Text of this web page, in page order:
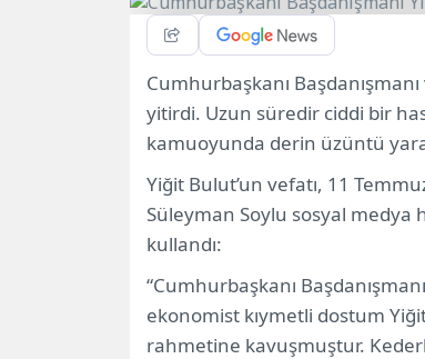
Cumhurbaşkanı
yitirdi. Uzun süredir ciddi bir
kamuoyunda derin üzüntü
Yiğit Bulut’un vefatı, 11
Süleyman Soylu sosyal medya
kullandı:
“Cumhurbaşkanı
ekonomist kıymetli dostum
rahmetine kavuşmuştur.